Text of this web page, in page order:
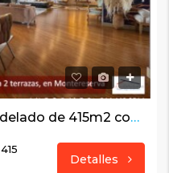
Lindo apartamento remodelado de 415m2 con 2 terrazas, en Montereserva
Detalles